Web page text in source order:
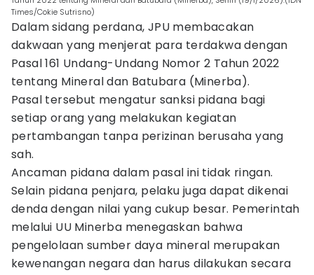
Times/Cokie Sutrisno)
Dalam sidang perdana, JPU membacakan
dakwaan yang menjerat para terdakwa dengan
Pasal 161 Undang-Undang Nomor 2 Tahun 2022
tentang Mineral dan Batubara (Minerba).
Pasal tersebut mengatur sanksi pidana bagi
setiap orang yang melakukan kegiatan
pertambangan tanpa perizinan berusaha yang
sah.
Ancaman pidana dalam pasal ini tidak ringan.
Selain pidana penjara, pelaku juga dapat dikenai
denda dengan nilai yang cukup besar. Pemerintah
melalui UU Minerba menegaskan bahwa
pengelolaan sumber daya mineral merupakan
kewenangan negara dan harus dilakukan secara